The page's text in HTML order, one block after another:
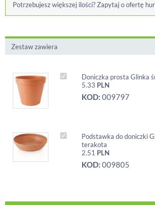
Potrzebujesz większej ilości? Zapytaj o ofertę
Zestaw zawiera
Doniczka prosta Glinka
5.33 PLN
KOD: 009797
Podstawka do doniczki
terakota
2.51 PLN
KOD: 009805